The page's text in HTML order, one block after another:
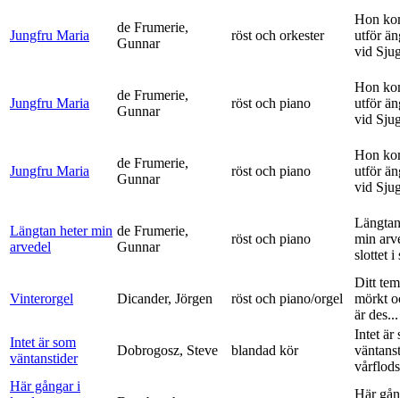
Jungfru Maria
de Frumerie,
Gunnar
röst och orkester
Hon
utför
vid
Jungfru Maria
de Frumerie,
Gunnar
röst och piano
Hon
utför
vid
Jungfru Maria
de Frumerie,
Gunnar
röst och piano
Hon
utför
vid
Längtan heter min
arvedel
de Frumerie,
Gunnar
röst och piano
min
slottet i
Vinterorgel Dicander, Jörgen röst och piano/orgel
Ditt
mörkt
är des...
Intet är som
väntanstider
Dobrogosz, Steve blandad kör
Intet är
Här gångar i
Här